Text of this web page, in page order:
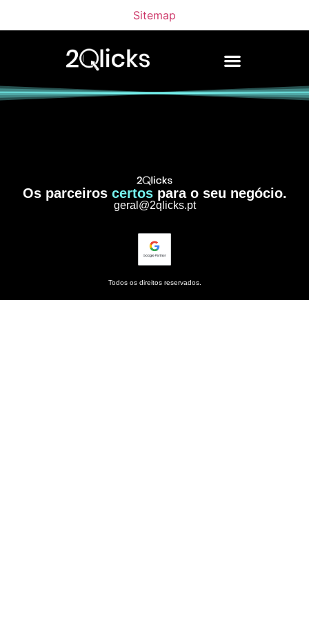
Sitemap
Os parceiros certospara o seu negócio.
geral@2qlicks.pt
Todos os direitos reservados.